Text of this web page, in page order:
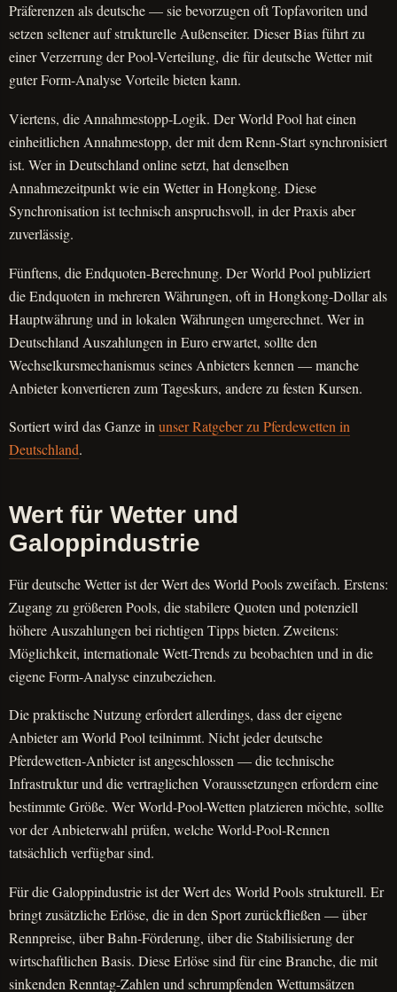
Präferenzen als deutsche — sie bevorzugen oft Topfavoriten und
setzen seltener auf strukturelle Außenseiter. Dieser Bias führt zu
einer Verzerrung der Pool-Verteilung, die für deutsche Wetter mit
guter Form-Analyse Vorteile bieten kann.
Viertens, die Annahmestopp-Logik. Der World Pool hat einen
einheitlichen Annahmestopp, der mit dem Renn-Start synchronisiert
ist. Wer in Deutschland online setzt, hat denselben
Annahmezeitpunkt wie ein Wetter in Hongkong. Diese
Synchronisation ist technisch anspruchsvoll, in der Praxis aber
zuverlässig.
Fünftens, die Endquoten-Berechnung. Der World Pool publiziert
die Endquoten in mehreren Währungen, oft in Hongkong-Dollar als
Hauptwährung und in lokalen Währungen umgerechnet. Wer in
Deutschland Auszahlungen in Euro erwartet, sollte den
Wechselkursmechanismus seines Anbieters kennen — manche
Anbieter konvertieren zum Tageskurs, andere zu festen Kursen.
Sortiert wird das Ganze in unser Ratgeber zu Pferdewetten in
Deutschland.
Wert für Wetter und
Galoppindustrie
Für deutsche Wetter ist der Wert des World Pools zweifach. Erstens:
Zugang zu größeren Pools, die stabilere Quoten und potenziell
höhere Auszahlungen bei richtigen Tipps bieten. Zweitens:
Möglichkeit, internationale Wett-Trends zu beobachten und in die
eigene Form-Analyse einzubeziehen.
Die praktische Nutzung erfordert allerdings, dass der eigene
Anbieter am World Pool teilnimmt. Nicht jeder deutsche
Pferdewetten-Anbieter ist angeschlossen — die technische
Infrastruktur und die vertraglichen Voraussetzungen erfordern eine
bestimmte Größe. Wer World-Pool-Wetten platzieren möchte, sollte
vor der Anbieterwahl prüfen, welche World-Pool-Rennen
tatsächlich verfügbar sind.
Für die Galoppindustrie ist der Wert des World Pools strukturell. Er
bringt zusätzliche Erlöse, die in den Sport zurückfließen — über
Rennpreise, über Bahn-Förderung, über die Stabilisierung der
wirtschaftlichen Basis. Diese Erlöse sind für eine Branche, die mit
sinkenden Renntag-Zahlen und schrumpfenden Wettumsätzen